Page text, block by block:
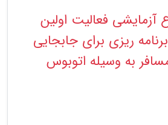
آزمایشی فعالیت اولین
ریزی برای جابجایی
هزار مسافر به وسیله اتوبوس